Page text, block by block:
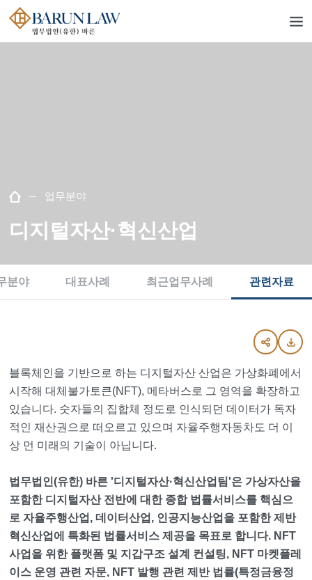
업무분야
디지털자산·혁신산업
분야 대표사례 최근업무사례 관련자료
블록체인을 기반으로 하는 디지털자산 산업은 가상화폐에서
시작해 대체불가토큰(NFT), 메타버스로 그 영역을 확장하고
있습니다. 숫자들의 집합체 정도로 인식되던 데이터가 독자
적인 재산권으로 떠오르고 있으며 자율주행자동차도 더 이
상 먼 미래의 기술이 아닙니다.
법무법인(유한) 바른 '디지털자산·혁신산업팀'은 가상자산을
포함한 디지털자산 전반에 대한 종합 법률서비스를 핵심으
로 자율주행산업, 데이터산업, 인공지능산업을 포함한 제반
혁신산업에 특화된 법률서비스 제공을 목표로 합니다. NFT
사업을 위한 플랫폼 및 지갑구조 설계 컨설팅, NFT 마켓플레
이스 운영 관련 자문, NFT 발행 관련 제반 법률(특정금융정